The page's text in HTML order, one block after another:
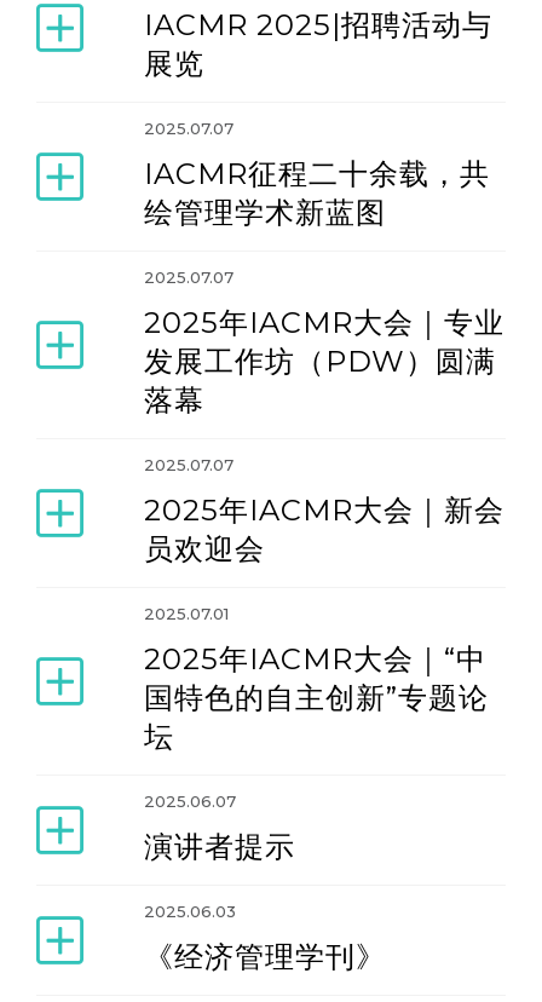
IACMR 2025|招聘活动与
展览
2025.07.07
IACMR征程二十余载，共
绘管理学术新蓝图
2025.07.07
2025年IACMR大会｜专业
发展工作坊（PDW）圆满
落幕
2025.07.07
2025年IACMR大会｜新会
员欢迎会
2025.07.01
2025年IACMR大会｜“中
国特色的自主创新”专题论
坛
2025.06.07
演讲者提示
2025.06.03
《经济管理学刊》